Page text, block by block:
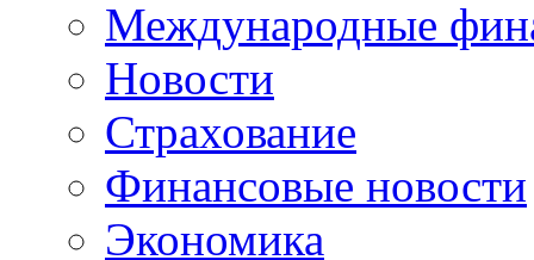
Международные
Новости
Страхование
Финансовые новости
Экономика